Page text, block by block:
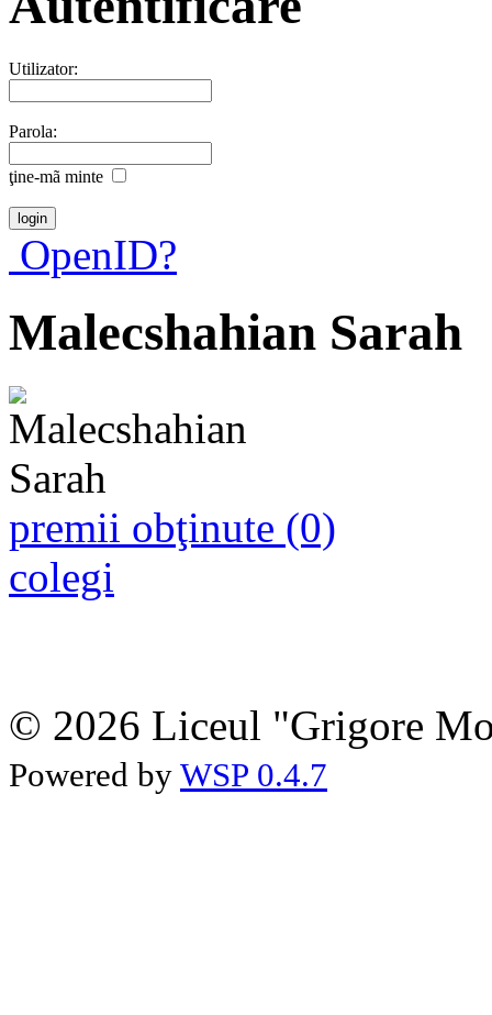
Utilizator:
Parola:
ţine-mã minte
OpenID?
Malecshahian Sarah
premii obţinute (0)
colegi
© 2026 Liceul "Grigore
Powered by WSP 0.4.7